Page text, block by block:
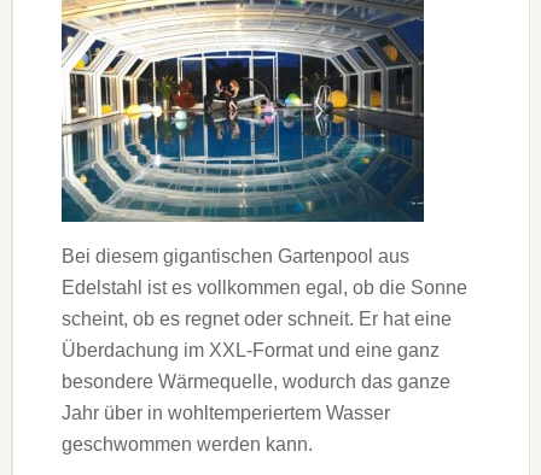
Bei diesem gigantischen Gartenpool aus
Edelstahl ist es vollkommen egal, ob die Sonne
scheint, ob es regnet oder schneit. Er hat eine
Überdachung im XXL-Format und eine ganz
besondere Wärme­quelle, wodurch das ganze
Jahr über in wohltemperiertem Wasser
geschwommen werden kann.